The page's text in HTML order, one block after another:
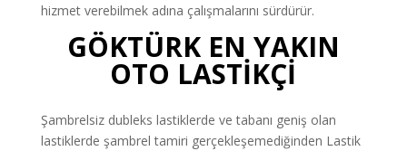
hizmet verebilmek adına çalışmalarını sürdürür.
GÖKTÜRK EN YAKIN
OTO LASTİKÇİ
Şambrelsiz dubleks lastiklerde ve tabanı geniş olan
lastiklerde şambrel tamiri gerçekleşemediğinden Lastik